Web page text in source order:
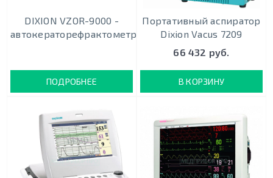
DIXION VZOR-9000 -
автокераторефрактометр
ПОДРОБНЕЕ
Портативный аспиратор
Dixion Vacus 7209
66 432 руб.
В КОРЗИНУ